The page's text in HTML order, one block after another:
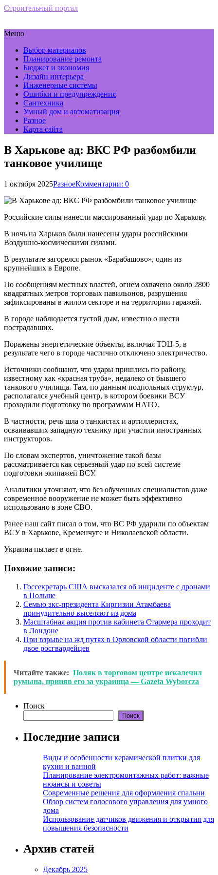
Строительный портал
Меню
Выбор материалов
Планирование ремонта
Бюджет и экономия
Дизайн интерьера
Инженерные системы
Ошибки и предупреждения
Сантехника
Умный дом и автоматизация
Разное
Карта сайта
В Харькове ад: ВКС РФ разбомбили
танковое училище
1 октября 2025РазноеКомментарии: 0
Российские силы нанесли массированный удар по Харькову.
В ночь на Харьков были нанесены удары российскими
Воздушно-космическими силами.
В результате загорелся рынок «Барабашово», один из
крупнейших в Европе.
По сообщениям местных властей, огнем охвачено около 2800
квадратных метров торговых павильонов, разрушения
зафиксированы в жилом секторе и на территории гаражей.
В городе наблюдается густой дым, известно о шести
пострадавших.
Поражены энергетические объекты, включая ТЭЦ-5, в
результате чего в городе частично отключено электричество.
Источники сообщают, что удары пришлись по району,
известному как «красная труба», недалеко от бывшего
танкового училища. Там, по данным подпольных структур,
располагался учебный центр, в котором боевики ВСУ
проходили подготовку по программам НАТО.
В частности, речь шла о танкистах и артиллеристах,
осваивавших западную технику при участии иностранных
инструкторов.
По словам экспертов, уничтожение такой базы
рассматривается как серьезный удар по всей системе
подготовки экипажей ВСУ.
Аналитики уточняют, что без обученных специалистов даже
современное вооружение не может быть эффективно
использовано в зоне СВО.
Ранее наш сайт писал о том, что ВС РФ ударили по объектам
ВСУ в Харькове, Кременчуге и Николаевской области.
Украина пылает в огне.
Похожие записи:
Госсекретарь США высказался об инциденте с дронами
в Польше
Семью экс-президента Киргизии Атамбаева
принудительно выселяют из дома
Масштабная акция против кабинета Стармера проходит
в Лондоне
При взрыве на жд путях в Орловской области погибли
двое росгвардейцев
Читайте также: Поляк в торговом центре искалечил
румына, приняв его за украинца — Gazeta Wyborcza
Поиск
Поиск
Последние записи
Виды и особенности керамической плитки для
кухни и ванной
Планирование электромонтажных работ: важные
нюансы и советы
Современные решения для оформления спальни
Обзор систем голосового управления для умного
дома
Использование датчиков движения и открытия для
повышения безопасности
Архив статей
Декабрь 2025